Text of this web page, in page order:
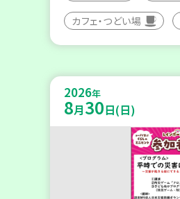
カフェ・つどい場
2026年
8月30日(日)